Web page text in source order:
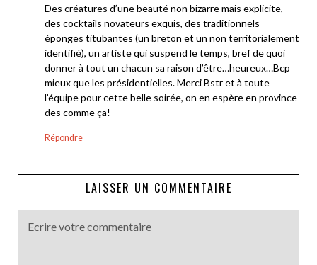
Des créatures d’une beauté non bizarre mais explicite,
des cocktails novateurs exquis, des traditionnels
éponges titubantes (un breton et un non territorialement
identifié), un artiste qui suspend le temps, bref de quoi
donner à tout un chacun sa raison d’être…heureux…Bcp
mieux que les présidentielles. Merci Bstr et à toute
l’équipe pour cette belle soirée, on en espère en province
des comme ça!
Répondre
LAISSER UN COMMENTAIRE